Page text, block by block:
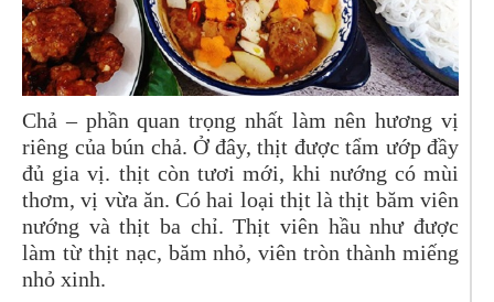
Chả – phần quan trọng nhất làm nên hương vị
riêng của bún chả. Ở đây, thịt được tẩm ướp đầy
đủ gia vị. thịt còn tươi mới, khi nướng có mùi
thơm, vị vừa ăn.Có hai loại thịt là thịt băm viên
nướng và thịt ba chỉ. Thịt viên hầu như được
làm từ thịt nạc, băm nhỏ, viên tròn thành miếng
nhỏ xinh.